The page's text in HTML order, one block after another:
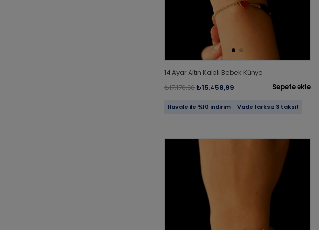
14 Ayar Altın Kalpli Bebek Künye
₺17.176,66₺15.458,99 Sepete ekle
Havale ile %10 indirim Vade farksız 3 taksit